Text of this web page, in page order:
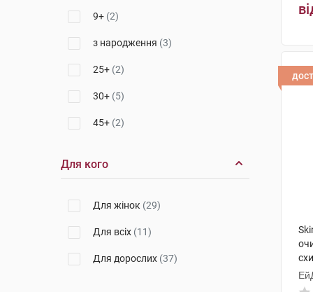
9+ (2)
з народження (3)
25+ (2)
30+ (5)
45+ (2)
Для кого
Для жінок (29)
Для всіх (11)
Для дорослих (37)